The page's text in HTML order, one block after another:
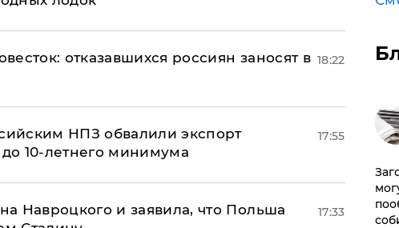
отказавшихся россиян заносят в 18:22
НПЗ обвалили экспорт
10-летнего минимума
17:55
Навроцкого и заявила, что Польша
17:33